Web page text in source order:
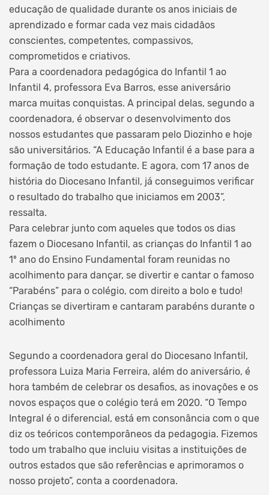
educação de qualidade durante os anos iniciais de
aprendizado e formar cada vez mais cidadãos
conscientes, competentes, compassivos,
comprometidos e criativos.
Para a coordenadora pedagógica do Infantil 1 ao
Infantil 4, professora Eva Barros, esse aniversário
marca muitas conquistas. A principal delas, segundo a
coordenadora, é observar o desenvolvimento dos
nossos estudantes que passaram pelo Diozinho e hoje
são universitários. “A Educação Infantil é a base para a
formação de todo estudante. E agora, com 17 anos de
história do Diocesano Infantil, já conseguimos verificar
o resultado do trabalho que iniciamos em 2003”,
ressalta.
Para celebrar junto com aqueles que todos os dias
fazem o Diocesano Infantil, as crianças do Infantil 1 ao
1º ano do Ensino Fundamental foram reunidas no
acolhimento para dançar, se divertir e cantar o famoso
“Parabéns” para o colégio, com direito a bolo e tudo!
Crianças se divertiram e cantaram parabéns durante o
acolhimento
Segundo a coordenadora geral do Diocesano Infantil,
professora Luiza Maria Ferreira, além do aniversário, é
hora também de celebrar os desafios, as inovações e os
novos espaços que o colégio terá em 2020. “O Tempo
Integral é o diferencial, está em consonância com o que
diz os teóricos contemporâneos da pedagogia. Fizemos
todo um trabalho que incluiu visitas a instituições de
outros estados que são referências e aprimoramos o
nosso projeto”, conta a coordenadora.